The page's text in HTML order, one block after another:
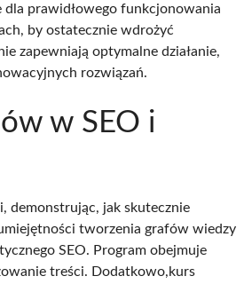
prawidłowego funkcjonowania
by ostatecznie wdrożyć
zapewniają optymalne działanie,
rozwiązań.
w SEO i
demonstrując, jak skutecznie
tworzenia grafów wiedzy
SEO. Program obejmuje
treści. Dodatkowo,kurs